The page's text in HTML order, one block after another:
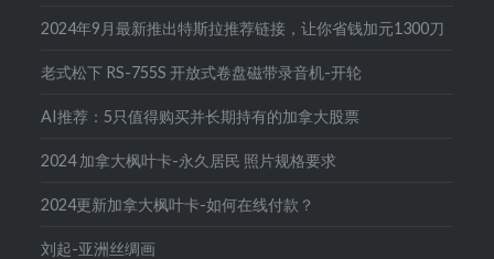
2024年9月最新推出特斯拉推荐链接，让你省钱加元1300刀
老式松下 RS-755S 开放式卷盘磁带录音机-开轮
AI推荐：5只值得购买并长期持有的加拿大股票
2024 加拿大枫叶卡-永久居民 照片规格要求
2024更新加拿大枫叶卡-如何在线付款？
刘起-亚洲丝绸画